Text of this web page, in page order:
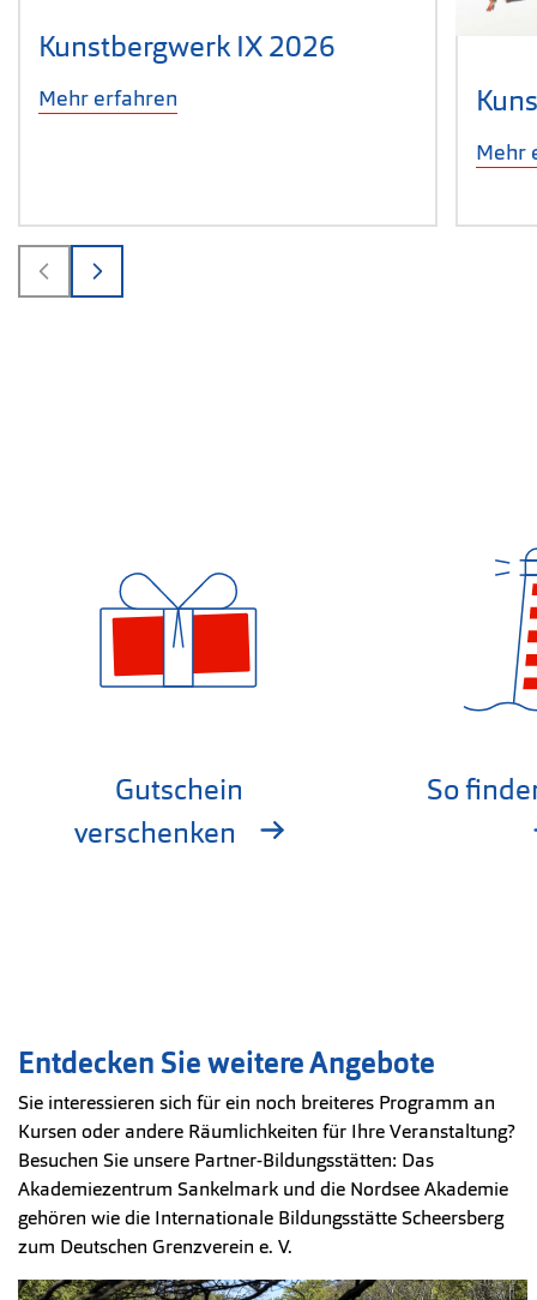
Kunstbergwerk IX 2026
Mehr erfahren
Mehr
Gutschein
verschenken
So
Entdecken Sie weitere Angebote
Sie interessieren sich für ein noch breiteres Programm an
Kursen oder andere Räumlichkeiten für Ihre Veranstaltung?
Besuchen Sie unsere Partner-Bildungsstätten: Das
Akademiezentrum Sankelmark und die Nordsee Akademie
gehören wie die Internationale Bildungsstätte Scheersberg
zum Deutschen Grenzverein e. V.